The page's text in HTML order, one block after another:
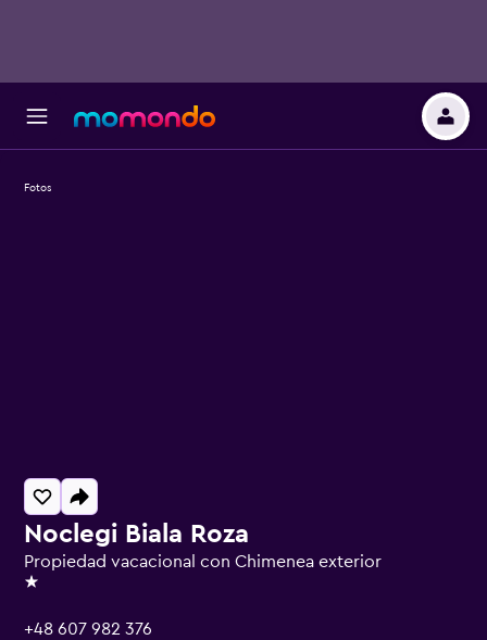
Noclegi Biala Roza
Propiedad vacacional con Chimenea exterior
1 estrella
+48 607 982 376
Fotos